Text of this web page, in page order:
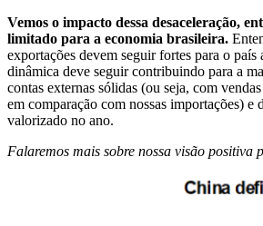
Vemos o impacto dessa desaceleração,
limitado para a economia brasileira.
exportações devem seguir fortes para o país
dinâmica deve seguir contribuindo para a
contas externas sólidas (ou seja, com
em comparação com nossas importações) e
valorizado no ano.
Falaremos mais sobre nossa visão positiva